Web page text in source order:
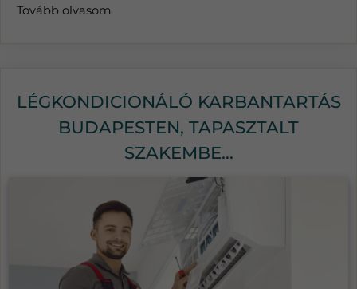
Tovább olvasom
LÉGKONDICIONÁLÓ KARBANTARTÁS
BUDAPESTEN, TAPASZTALT
SZAKEMBE...